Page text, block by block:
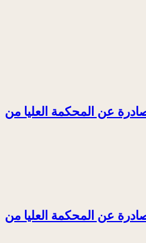
عن المحكمة العليا من
عن المحكمة العليا من